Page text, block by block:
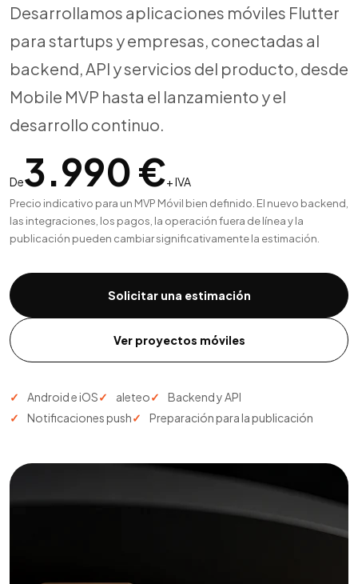
Desarrollamos aplicaciones móviles Flutter
para startups y empresas, conectadas al
backend, API y servicios del producto, desde
Mobile MVP hasta el lanzamiento y el
desarrollo continuo.
De3.990 €+ IVA
Precio indicativo para un MVP Móvil bien definido. El nuevo backend,
las integraciones, los pagos, la operación fuera de línea y la
publicación pueden cambiar significativamente la estimación.
Solicitar una estimación
Ver proyectos móviles
Android e iOS aleteo
Backend y API
Notificaciones push
Preparación para la publicación